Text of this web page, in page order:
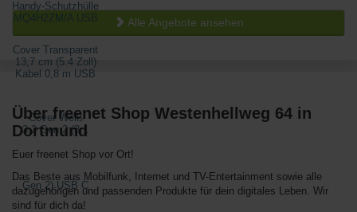
Alle Angebote ansehen
Über freenet Shop Westenhellweg 64 in
Dortmund
Euer freenet Shop vor Ort!
Das Beste aus Mobilfunk, Internet und TV-Entertainment sowie alle
dazugehörigen und passenden Produkte für dein digitales Leben. Wir
sind für dich da!